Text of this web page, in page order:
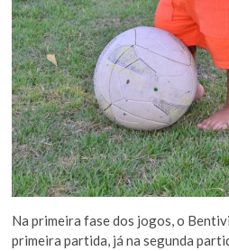
Na primeira fase dos jogos, o
primeira partida, já na segunda